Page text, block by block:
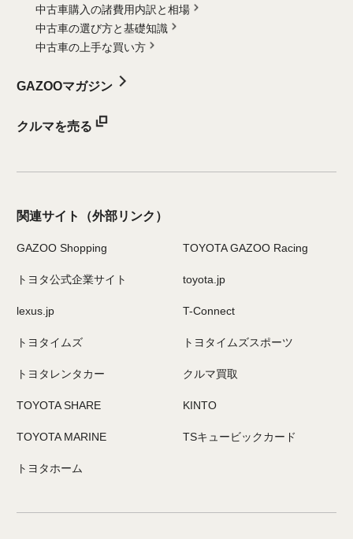
中古車購入の諸費用内訳と相場
中古車の選び方と基礎知識
中古車の上手な買い方
GAZOOマガジン
クルマを売る
関連サイト （外部リンク）
GAZOO Shopping TOYOTA GAZOO Racing
トヨタ公式企業サイト toyota.jp
lexus.jp T-Connect
トヨタイムズ トヨタイムズスポーツ
トヨタレンタカー クルマ買取
TOYOTA SHARE KINTO
TOYOTA MARINE TSキュービックカード
トヨタホーム